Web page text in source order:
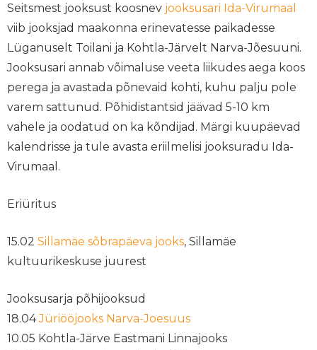
Seitsmest jooksust koosnev jooksusari Ida-Virumaal
viib jooksjad maakonna erinevatesse paikadesse
Lüganuselt Toilani ja Kohtla-Järvelt Narva-Jõesuuni.
Jooksusari annab võimaluse veeta liikudes aega koos
perega ja avastada põnevaid kohti, kuhu palju pole
varem sattunud. Põhidistantsid jäävad 5-10 km
vahele ja oodatud on ka kõndijad. Märgi kuupäevad
kalendrisse ja tule avasta eriilmelisi jooksuradu Ida-
Virumaal.
Eriüritus
15.02 Sillamäe sõbrapäeva jooks, Sillamäe
kultuurikeskuse juurest
Jooksusarja põhijooksud
18.04Jüriööjooks Narva-Joesuus
10.05 Kohtla-Järve Eastmani Linnajooks